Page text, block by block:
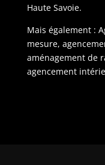
Haute Savoie.
Mais également :
mesure,
aménagement de
agencement